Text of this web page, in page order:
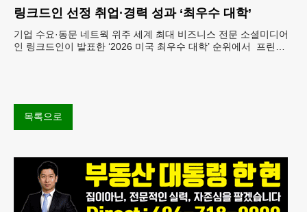
링크드인 선정 취업·경력 성과 ‘최우수 대학’
기업 수요·동문 네트웍 위주 세계 최대 비즈니스 전문 소셜미디어
인 링크드인이 발표한 ‘2026 미국 최우수 대학’ 순위에서 프린스
목록으로